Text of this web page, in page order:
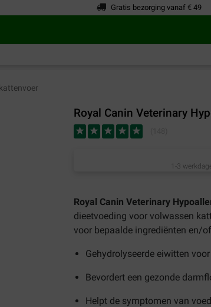
Gratis bezorging vanaf € 49
Royal Canin Veterinary
1-3
Royal Canin Veterinary
dieetvoeding voor volwassen
voor bepaalde ingrediënten en/
Gehydrolyseerde eiwitten
Bevordert een gezonde
Helpt de symptomen van